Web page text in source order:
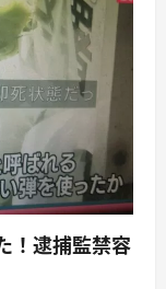
！逮捕監禁容